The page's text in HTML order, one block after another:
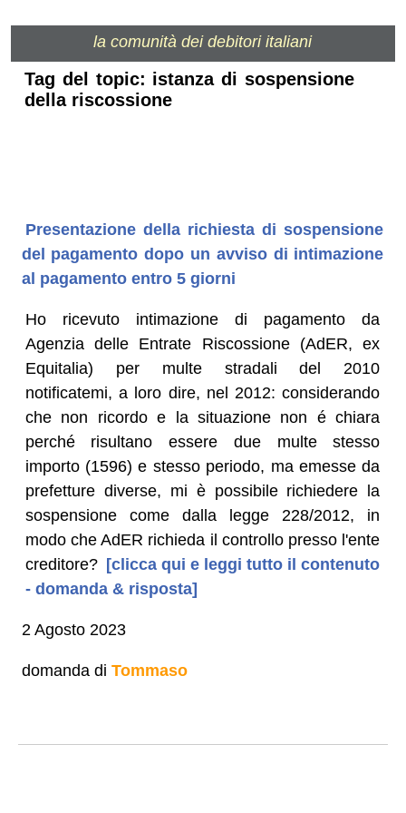
la comunità dei debitori italiani
Tag del topic: istanza di sospensione
della riscossione
Presentazione della richiesta di sospensione
del pagamento dopo un avviso di intimazione
al pagamento entro 5 giorni
Ho ricevuto intimazione di pagamento da
Agenzia delle Entrate Riscossione (AdER, ex
Equitalia) per multe stradali del 2010
notificatemi, a loro dire, nel 2012: considerando
che non ricordo e la situazione non é chiara
perché risultano essere due multe stesso
importo (1596) e stesso periodo, ma emesse da
prefetture diverse, mi è possibile richiedere la
sospensione come dalla legge 228/2012, in
modo che AdER richieda il controllo presso l'ente
creditore? [clicca qui e leggi tutto il contenuto
- domanda & risposta]
2 Agosto 2023
domanda di Tommaso